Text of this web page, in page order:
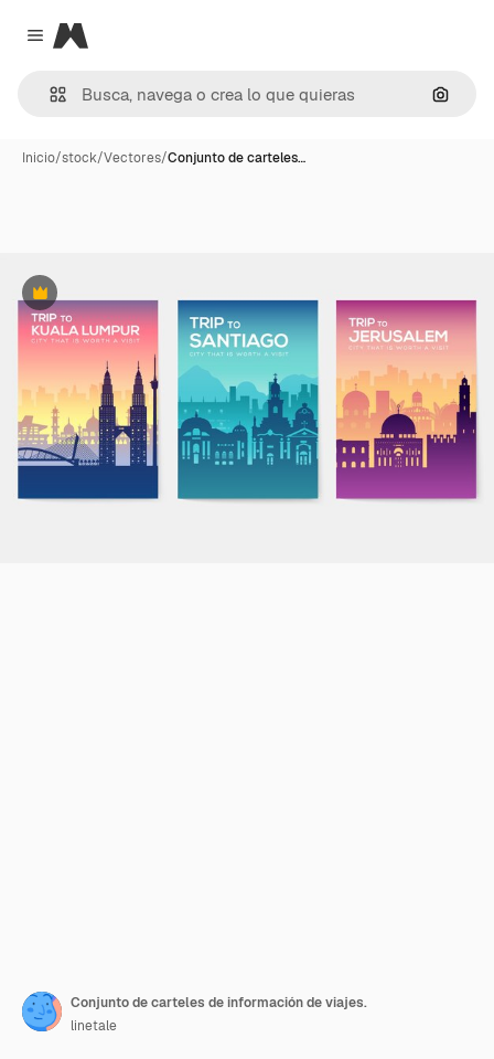
Close menu
Magnific
Inicio/stock/Vectores/Conjunto de carteles…
Premium
Conjunto de carteles de información de viajes.
linetale